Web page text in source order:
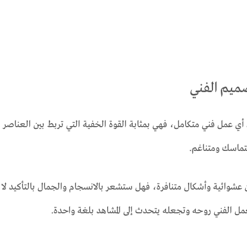
الفني
أي عمل فني متكامل، فهي بمثابة القوة الخفية التي تربط بين العناصر
ومتناغم.
وأشكال متنافرة، فهل ستشعر بالانسجام والجمال بالتأكيد لا
الفني روحه وتجعله يتحدث إلى المشاهد بلغة واحدة.